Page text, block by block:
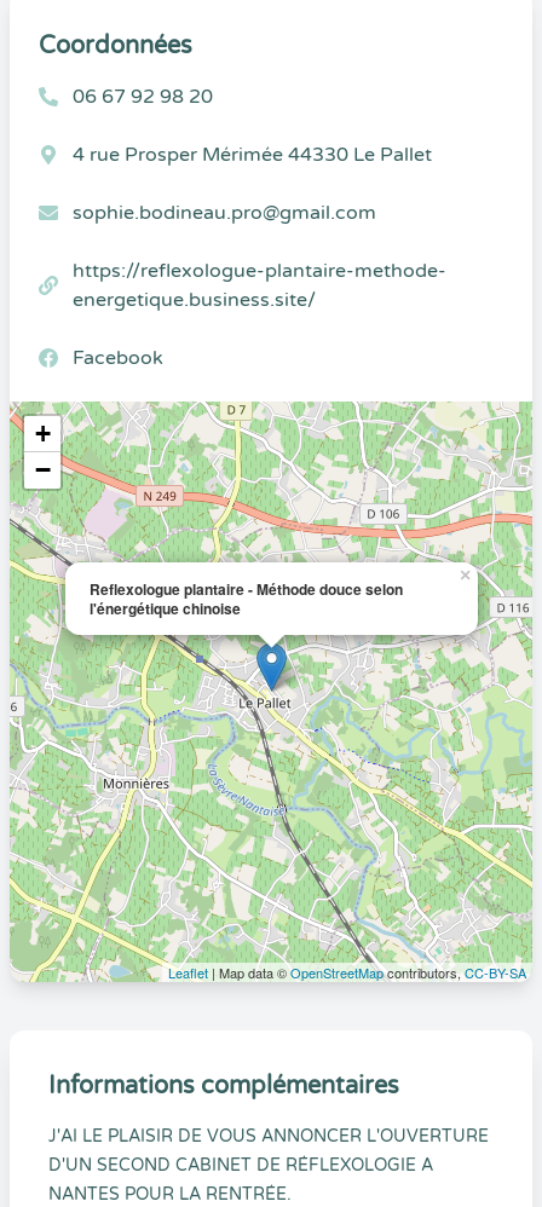
Coordonnées
06 67 92 98 20
4 rue Prosper Mérimée 44330 Le Pallet
sophie.bodineau.pro@gmail.com
https://reflexologue-plantaire-methode-
energetique.business.site/
Facebook
Reflexologue plantaire - Méthode douce selon
l'énergétique chinoise
×
+
−
Leaflet | Map data ©OpenStreetMapcontributors,CC-BY-SA
Informations complémentaires
J'AI LE PLAISIR DE VOUS ANNONCER L'OUVERTURE
D'UN SECOND CABINET DE RÉFLEXOLOGIE A
NANTES POUR LA RENTRÉE.